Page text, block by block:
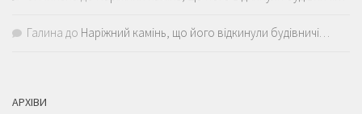
Галина до Наріжний камінь, що його відкинули будівничі…
АРХІВИ